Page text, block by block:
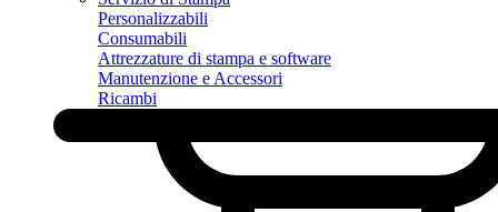
Personalizzabili
Consumabili
Attrezzature di stampa e software
Manutenzione e Accessori
Ricambi